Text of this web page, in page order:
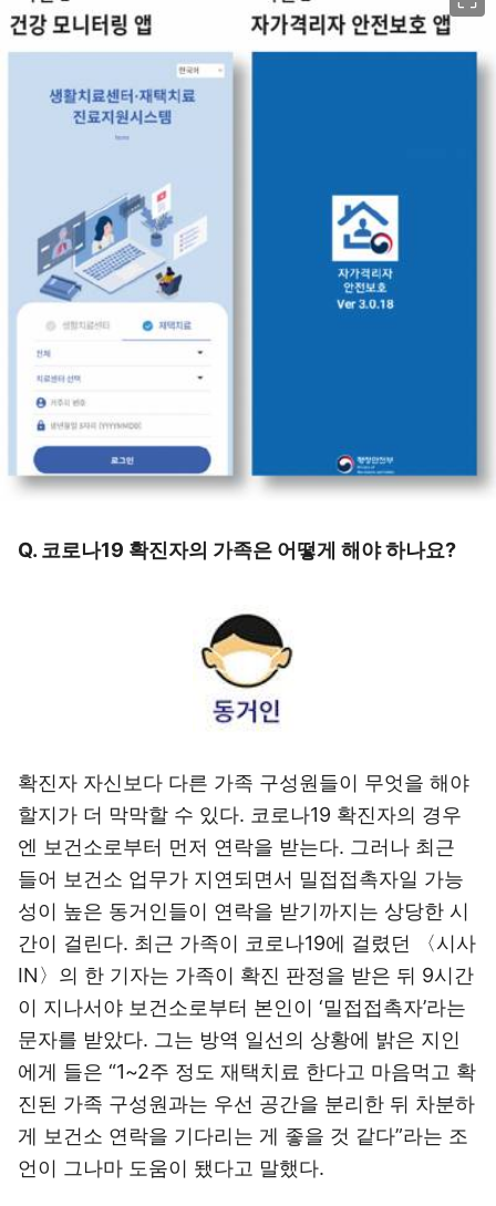
Q. 코로나19 확진자의 가족은 어떻게 해야 하나요?
확진자 자신보다 다른 가족 구성원들이 무엇을 해야
할지가 더 막막할 수 있다. 코로나19 확진자의 경우
엔 보건소로부터 먼저 연락을 받는다. 그러나 최근
들어 보건소 업무가 지연되면서 밀접접촉자일 가능
성이 높은 동거인들이 연락을 받기까지는 상당한 시
간이 걸린다. 최근 가족이 코로나19에 걸렸던 〈시사
IN〉의 한 기자는 가족이 확진 판정을 받은 뒤 9시간
이 지나서야 보건소로부터 본인이 ‘밀접접촉자’라는
문자를 받았다. 그는 방역 일선의 상황에 밝은 지인
에게 들은 “1~2주 정도 재택치료 한다고 마음먹고 확
진된 가족 구성원과는 우선 공간을 분리한 뒤 차분하
게 보건소 연락을 기다리는 게 좋을 것 같다”라는 조
언이 그나마 도움이 됐다고 말했다.